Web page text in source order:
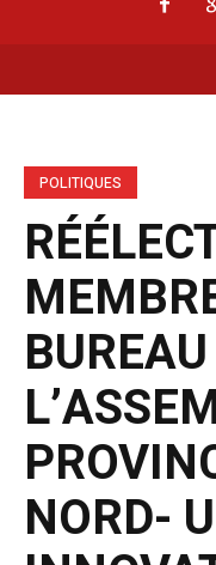
POLITIQUES
NORD-